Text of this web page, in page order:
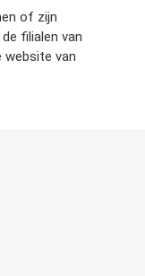
of zijn
filialen van
website van